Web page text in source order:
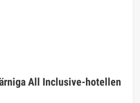
All Inclusive-hotellen